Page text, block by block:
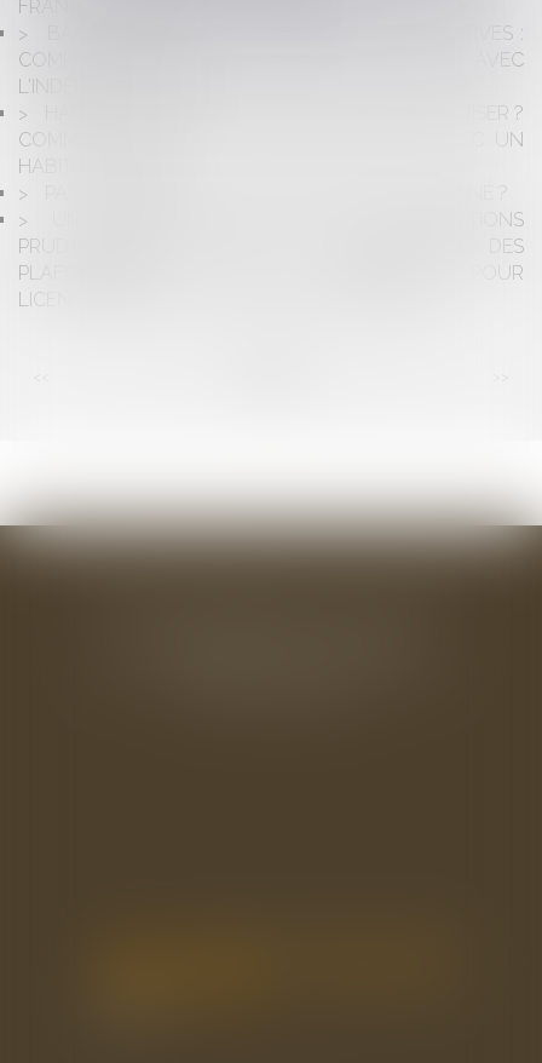
FRANCE TOUJOURS À LA TRAÎNE
BAIL COMMERCIAL ET PROCÉDURES COLLECTIVES :
COMPENSATION DE LA DETTE LOCATIVE AVEC
L'INDEMNITÉ D'ÉVICTION
HABITAT INSALUBRE : COMMENT LE CARACTÉRISER ?
COMMENT RÉAGIR ? QUELLE DIFFÉRENCE AVEC UN
HABITAT EN PÉRIL ?
PAS DE PAIEMENT DE TRAVAUX SANS DEVIS SIGNÉ ?
UNE RÉSISTANCE EN MARCHE DES JURIDICTIONS
PRUD'HOMALES QUANT À LA QUESTION DES
PLAFONNEMENTS DES INDEMNITÉS POUR
LICENCIEMENT SANS CAUSE RÉELLE ET SÉRIEUSE